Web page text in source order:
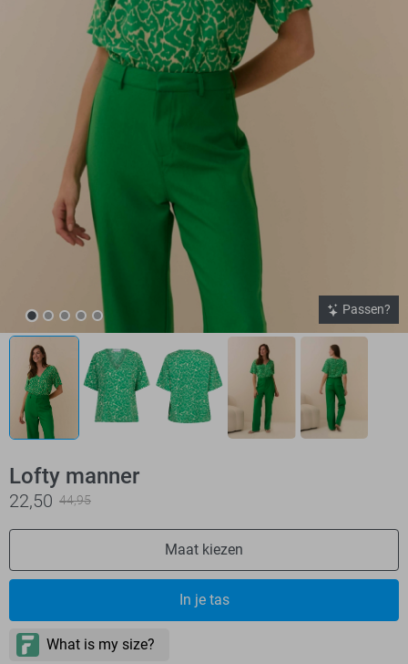
Passen?
Lofty manner
22,50 44,95
Maat kiezen
In je tas